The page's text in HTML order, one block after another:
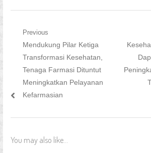
Navigasi
pos
Previous
Previous
post:
Mendukung Pilar Ketiga
Transformasi Kesehatan,
Tenaga Farmasi Dituntut
Meningkatkan Pelayanan
Kefarmasian
Next
post:
You may also like...